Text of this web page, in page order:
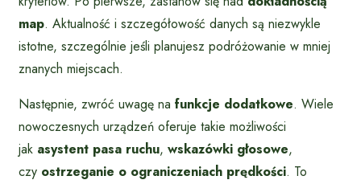
map. Aktualność i szczegółowość danych są niezwykle
istotne, szczególnie jeśli planujesz podróżowanie w mniej
znanych miejscach.
Następnie, zwróć uwagę na funkcje dodatkowe. Wiele
nowoczesnych urządzeń oferuje takie możliwości
jak asystent pasa ruchu, wskazówki głosowe,
czy ostrzeganie o ograniczeniach prędkości. To